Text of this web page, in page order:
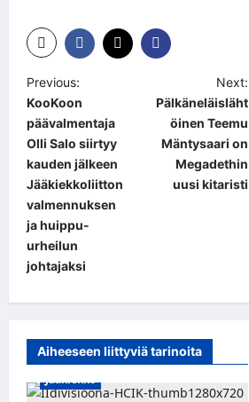
P
o
s
t
n
a
v
i
g
t
i
Previous:
KooKoon
päävalmentaja
Olli Salo siirtyy
kauden jälkeen
Jääkiekkoliitton
valmennuksen
ja huippu-
urheilun
johtajaksi
Next:
Pälkäneläisläht
öinen Teemu
Mäntysaari on
Megadethin
uusi kitaristi
Aiheeseen liittyviä tarinoita
Jääkiekko